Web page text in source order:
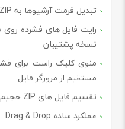
تبدیل فرمت آرشیوها به ZIP از دیگر فرمت ها
رایت فایل های فشرده
نسخه پشتیبان
منوی کلیک راست برای
مستقیم از مرورگر فایل
تقسیم فایل های ZIP حجیم به بخش های کوچک
عملکرد ساده Drag & Drop